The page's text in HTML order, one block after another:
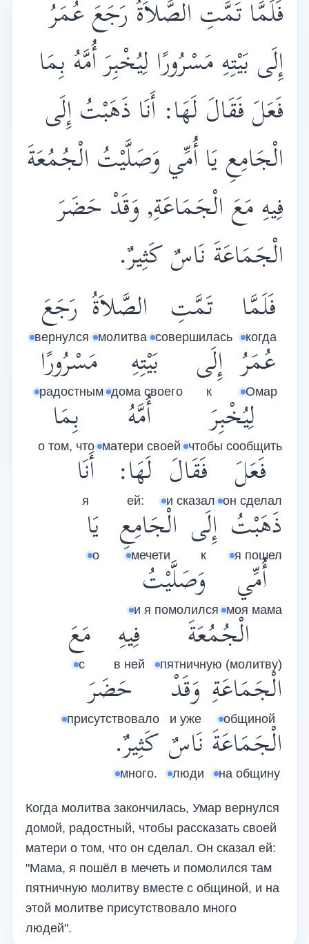
فَلَمَّا تَمَّتِ الصَّلاَةُ رَجَعَ عُمَرُ
إِلَى بَيْتِهِ مَسْرُورًا لِيُخْبِرَ أُمَّهُ بِمَا
فَعَلَ فَقَالَ لَهَا: أَنَا ذَهَبْتُ إِلَى
الْجَامِعِ يَا أُمِّي وَصَلَّيْتُ الْجُمُعَةَ
فِيهِ مَعَ الْجَمَاعَةِ, وَقَدْ حَضَرَ
الْجَمَاعَةَ نَاسٌ كَثِيرٌ.
فَلَمَّا
когда
تَمَّتِ
совершилась
الصَّلاَةُ
молитва
رَجَعَ
вернулся
عُمَرُ
Омар
إِلَى
к
بَيْتِهِ
дома своего
مَسْرُورًا
радостным
لِيُخْبِرَ
чтобы сообщить
أُمَّهُ
матери своей
بِمَا
о том, что
فَعَلَ
он сделал
فَقَالَ
и сказал
لَهَا:
ей:
أَنَا
я
ذَهَبْتُ
я пошел
إِلَى
к
الْجَامِعِ
мечети
يَا
о
أُمِّي
моя мама
وَصَلَّيْتُ
и я помолился
الْجُمُعَةَ
пятничную (молитву)
فِيهِ
в ней
مَعَ
с
الْجَمَاعَةِ
общиной
وَقَدْ
и уже
حَضَرَ
присутствовало
الْجَمَاعَةَ
на общину
نَاسٌ
люди
كَثِيرٌ.
много.
Когда молитва закончилась, Умар вернулся
домой, радостный, чтобы рассказать своей
матери о том, что он сделал. Он сказал ей:
"Мама, я пошёл в мечеть и помолился там
пятничную молитву вместе с общиной, и на
этой молитве присутствовало много
людей".